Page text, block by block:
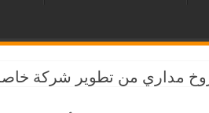
مداري من تطوير شركة